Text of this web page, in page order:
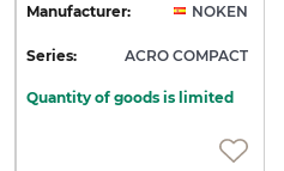
Manufacturer: NOKEN
Series: ACRO COMPACT
Quantity of goods is limited